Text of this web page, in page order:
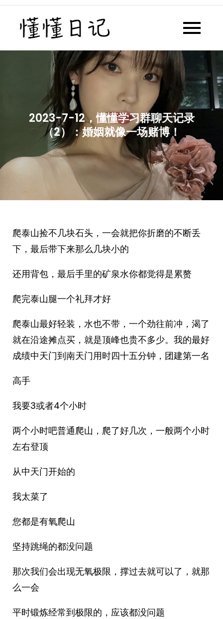
Skip
content
懂懂日记网每天同步更新懂懂学
2023-7-12，懂懂学习群聊天记录
（2）：婚姻就像一场赌博！
爬泰山捡不几块石头，一会就把你折磨的不断丢
下，最后带下来那么几块小的
还用背包，最后手里的矿泉水你都觉得是累赘
爬完泰山腿一个礼拜才好
爬泰山最好轻装，水也不带，一个劲往前冲，渴了
就在沿途摊点买，就是顶峰也贵不多少。我的最好
成绩中天门到南天门用时四十五分钟，团建第一名
高手
我要3或者4个小时
两个小时吧普通爬山，爬了好几次，一般两个小时
左右登顶
从中天门开始的
我太菜了
您都是有氧爬山
坚持跳绳的都没问题
那次我们会出现无氧极限，撑过去就可以了，就那
么一会
平时锻炼经常到极限的，应该都没问题